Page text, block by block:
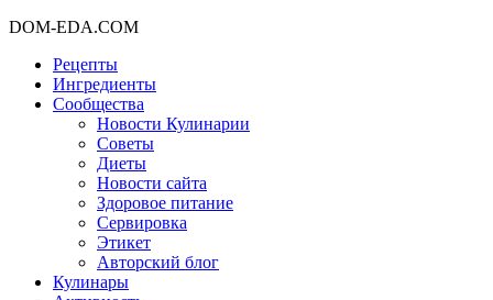
DOM-EDA.COM
Рецепты
Ингредиенты
Сообщества
Новости Кулинарии
Советы
Диеты
Новости сайта
Здоровое питание
Сервировка
Этикет
Авторский блог
Кулинары